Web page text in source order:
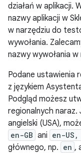
działań w aplikacji.
nazwy aplikacji w
w narzędziu do
wywołania.
nazwy wywołania
Podane ustawienia
z językiem
Podgląd możesz
regionalnych naraz.
angielski (USA),
en-GB ani en-US,
głównego, np. en ,